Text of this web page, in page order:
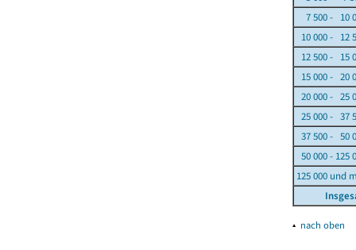
7 500 - 10
10 000 - 12
12 500 - 15
15 000 - 20
20 000 - 25
25 000 - 37
37 500 - 50
50 000 - 125
125 000 und
▴ nach oben